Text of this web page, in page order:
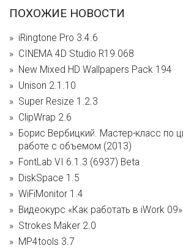
ПОХОЖИЕ НОВОСТИ
iRingtone Pro 3.4.6
CINEMA 4D Studio R19.068
New Mixed HD Wallpapers Pack 194
Unison 2.1.10
Super Resize 1.2.3
ClipWrap 2.6
Борис Вербицкий. Мастер-класс по
работе с объемом (2013)
FontLab VI 6.1.3 (6937) Beta
DiskSpace 1.5
WiFiMonitor 1.4
Видеокурс «Как работать в iWork 09»
Strokes Maker 2.0
MP4tools 3.7